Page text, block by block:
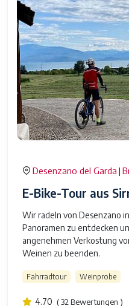
Desenzano del Garda |
E-Bike-Tour aus
Wir radeln von Desenzano
Panoramen zu entdecken
angenehmen Verkostung
Weinen zu beenden.
Fahrradtour Weinprobe
4.70 ( 32 Bewertungen )